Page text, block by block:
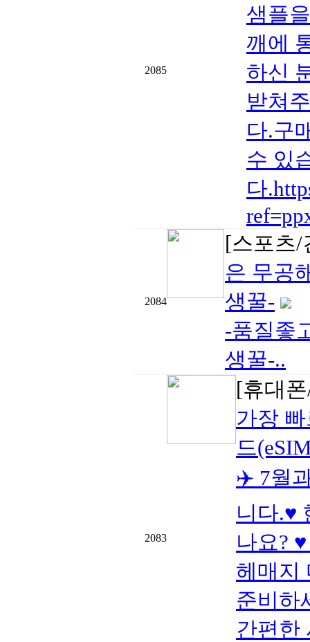
2085
샘플
깨에
하신
받쳐
다.구
수 있
다
2084
[스포츠
은 무공
생꿀-
-품질좋
생꿀-..
2083
[휴대
가장
드
✈️ 7월
니다.♥
나요?
헤매지
준비하
간편한